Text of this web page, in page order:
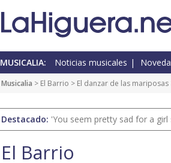
MUSICALIA: Noticias musicales
Musicalia > El Barrio > El danzar de las mariposas
Destacado: 'You seem pretty sad for a
El Barrio